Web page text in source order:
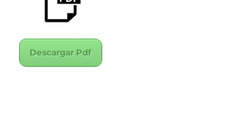
Descargar Pdf